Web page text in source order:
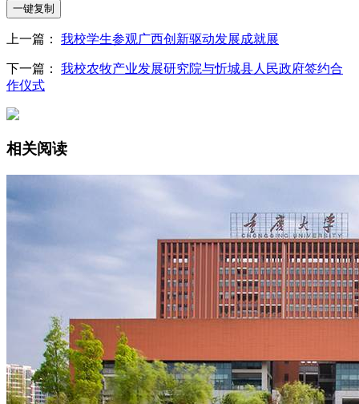
一键复制
上一篇： 我校学生参观广西创新驱动发展成就展
下一篇： 我校农牧产业发展研究院与忻城县人民政府签约合
作仪式
相关阅读